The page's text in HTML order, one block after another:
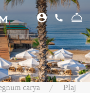
carya
Plaj